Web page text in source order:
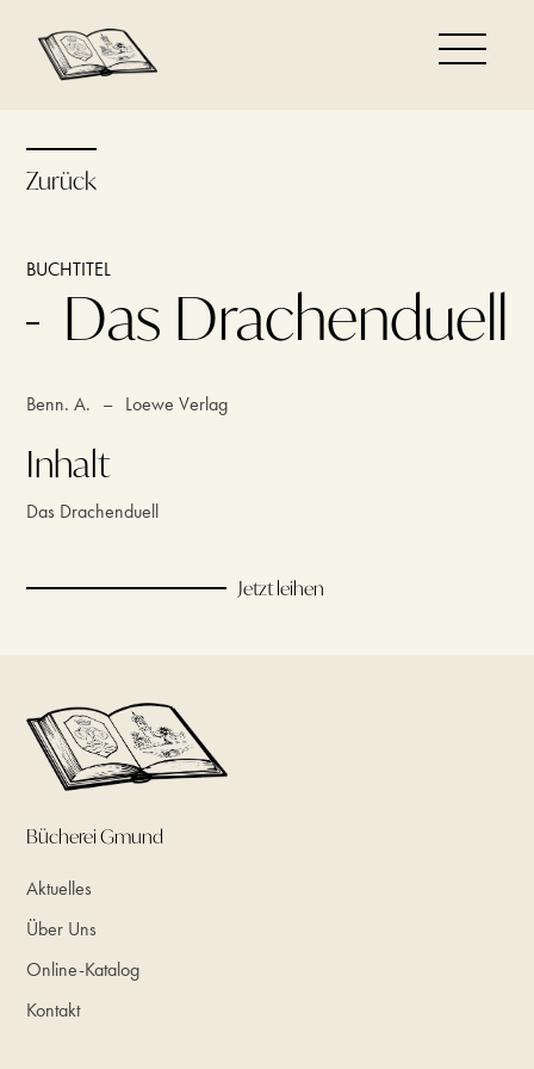
Zurück
BUCHTITEL
Das Drachenduell
Benn. A. – Loewe Verlag
Inhalt
Das Drachenduell
Jetzt leihen
Bücherei Gmund
Aktuelles
Über Uns
Online-Katalog
Kontakt